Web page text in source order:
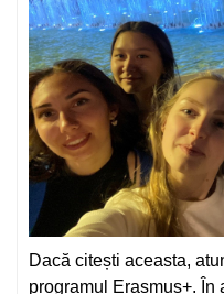
Dacă citești aceasta,
programul Erasmus+. În